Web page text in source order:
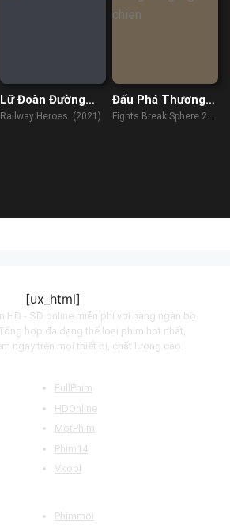
Lữ Đoàn Đường
Sắt
Railway Heroes (2021)
Đấu Phá Thương
Khung 2: Ngừng
Fights Break Sphere 2